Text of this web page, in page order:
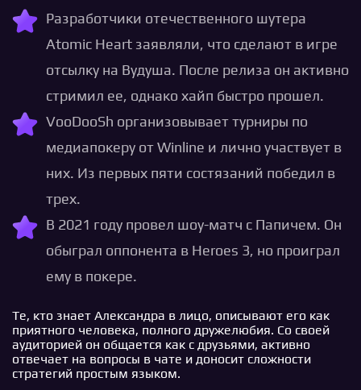
Разработчики отечественного шутера
Atomic Heart заявляли, что сделают в игре
отсылку на Вудуша. После релиза он активно
стримил ее, однако хайп быстро прошел.
VooDooSh организовывает турниры по
медиапокеру от Winline и лично участвует в
них. Из первых пяти состязаний победил в
трех.
В 2021 году провел шоу-матч с Папичем. Он
обыграл оппонента в Heroes 3, но проиграл
ему в покере.
Те, кто знает Александра в лицо, описывают его как
приятного человека, полного дружелюбия. Со своей
аудиторией он общается как с друзьями, активно
отвечает на вопросы в чате и доносит сложности
стратегий простым языком.